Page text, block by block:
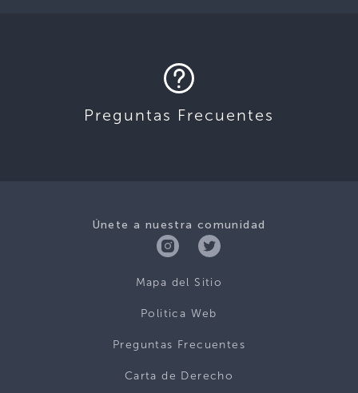
Preguntas Frecuentes
Únete a nuestra comunidad
Mapa del Sitio
Politica Web
Preguntas Frecuentes
Carta de Derecho